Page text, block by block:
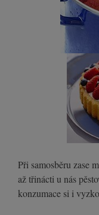
Při samosběru zase
až třinácti u nás
konzumace si i